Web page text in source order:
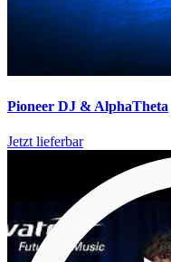
Pioneer DJ & AlphaTheta
Jetzt lieferbar